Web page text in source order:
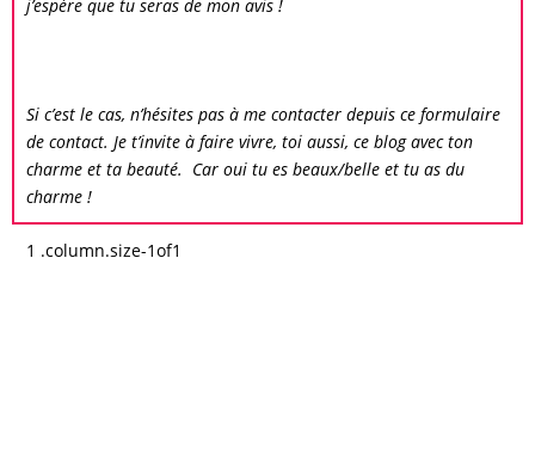
j’espère que tu seras de mon avis !
Si c’est le cas, n’hésites pas à me contacter depuis ce formulaire
de contact. Je t’invite à faire vivre, toi aussi, ce blog avec ton
charme et ta beauté. Car oui tu es beaux/belle et tu as du
charme !